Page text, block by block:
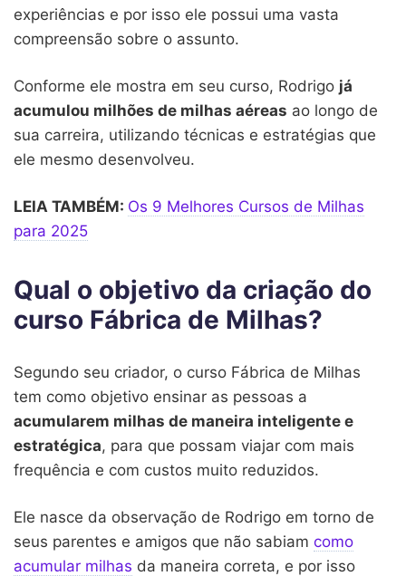
experiências e por isso ele possui uma vasta
compreensão sobre o assunto.
Conforme ele mostra em seu curso, Rodrigo já
acumulou milhões de milhas aéreas ao longo de
sua carreira, utilizando técnicas e estratégias que
ele mesmo desenvolveu.
LEIA TAMBÉM: Os 9 Melhores Cursos de Milhas
para 2025
Qual o objetivo da criação do
curso Fábrica de Milhas?
Segundo seu criador, o curso Fábrica de Milhas
tem como objetivo ensinar as pessoas a
acumularem milhas de maneira inteligente e
estratégica, para que possam viajar com mais
frequência e com custos muito reduzidos.
Ele nasce da observação de Rodrigo em torno de
seus parentes e amigos que não sabiam como
acumular milhas da maneira correta, e por isso